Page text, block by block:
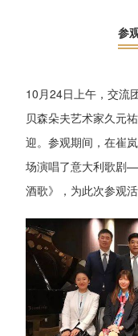
参
10月24日上午，交流
贝森朵夫艺术家久元
迎。参观期间，在崔
场演唱了意大利歌剧
酒歌》，为此次参观